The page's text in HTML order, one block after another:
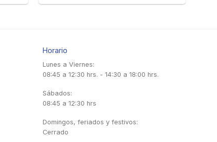
Horario
Lunes a Viernes:
08:45 a 12:30 hrs. - 14:30 a 18:00 hrs.
Sábados:
08:45 a 12:30 hrs
Domingos, feriados y festivos:
Cerrado